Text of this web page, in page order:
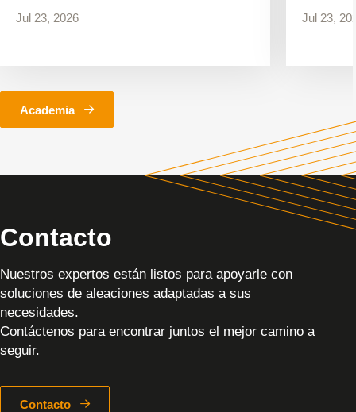
Jul 23, 2026 Jul 23,
Academia
Contacto
Nuestros expertos están listos para apoyarle con
soluciones de aleaciones adaptadas a sus
necesidades.
Contáctenos para encontrar juntos el mejor camino a
seguir.
Contacto